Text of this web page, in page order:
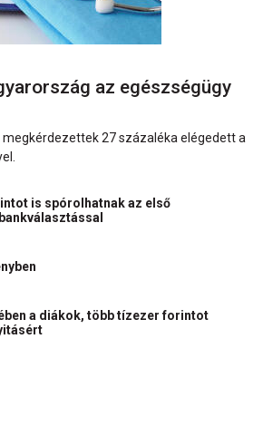
az egészségügy
27 százaléka elégedett a
is spórolhatnak az első
a diákok, több tízezer forintot